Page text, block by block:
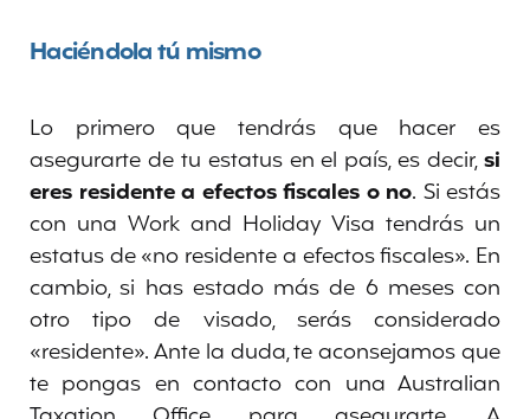
Haciéndola tú mismo
Lo primero que tendrás que hacer es
asegurarte de tu estatus en el país, es decir,si
eres residente a efectos fiscales o no. Si estás
con una Work and Holiday Visa tendrás un
estatus de «no residente a efectos fiscales». En
cambio, si has estado más de 6 meses con
otro tipo de visado, serás considerado
«residente». Ante la duda, te aconsejamos que
te pongas en contacto con una Australian